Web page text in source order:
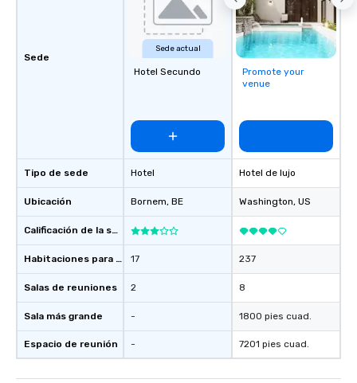
Sede
Tipo de sede
Ubicación
Calificación de la sede
Habitaciones para huéspedes
Salas de reuniones
Sala más grande
Espacio de reunión
Sede actual
Hotel Secundo
Hotel
Bornem, BE
17
2
-
-
Promote your
venue
Hotel de lujo
Washington, US
237
8
1800 pies cuad.
7201 pies cuad.